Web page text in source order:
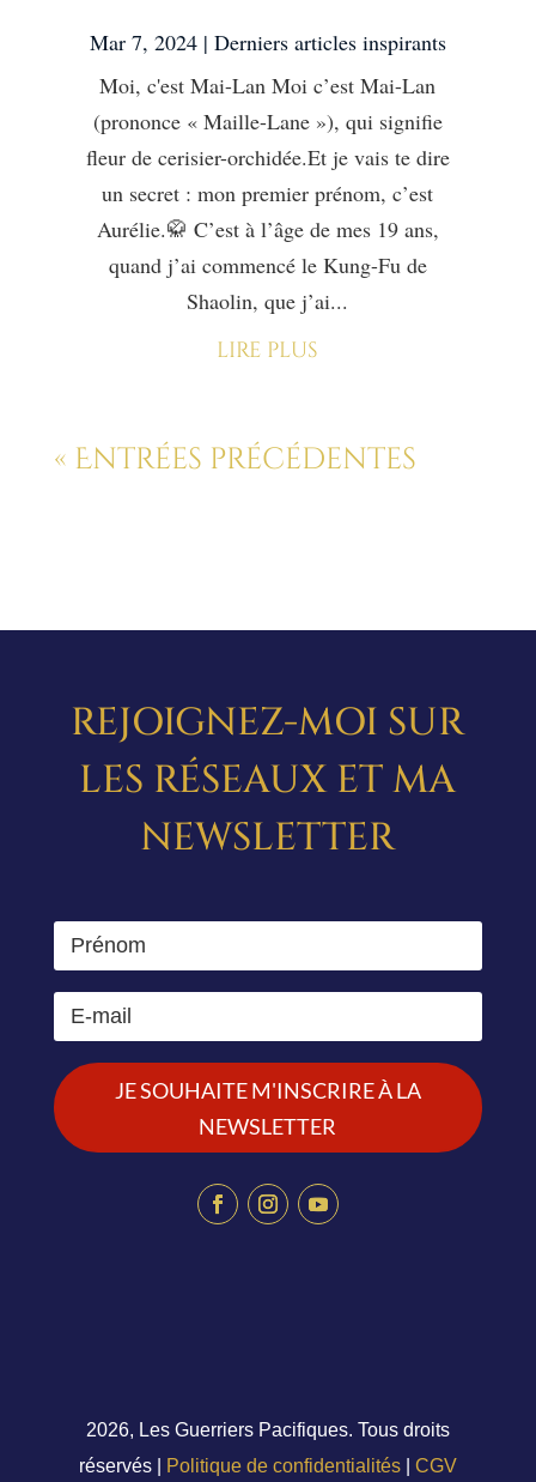
Mar 7, 2024| Derniers articles inspirants
Moi, c'est Mai-Lan Moi c’est Mai-Lan
(prononce « Maille-Lane »), qui signifie
fleur de cerisier-orchidée.Et je vais te dire
un secret : mon premier prénom, c’est
Aurélie.🥋 C’est à l’âge de mes 19 ans,
quand j’ai commencé le Kung-Fu de
Shaolin, que j’ai...
lire plus
« Entrées précédentes
REJOIGNEZ-MOI SUR
LES RÉSEAUX ET MA
NEWSLETTER
JE SOUHAITE M'INSCRIRE À LA
NEWSLETTER
2026, Les Guerriers Pacifiques. Tous droits
réservés |
Politique de confidentialités| CGV